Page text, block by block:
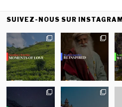
SUIVEZ-NOUS SUR INSTAGRAM